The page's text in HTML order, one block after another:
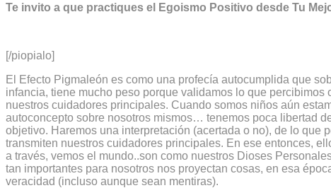
Te invito a que practiques el Egoismo Positivo desde Tu
[/piopialo]
El Efecto Pigmaleón es como una profecía autocumplida que
infancia, tiene mucho peso porque validamos lo que percibimos
nuestros cuidadores principales. Cuando somos niños aún
autoconcepto sobre nosotros mismos… tenemos poca libertad
objetivo. Haremos una interpretación (acertada o no), de lo que
transmiten nuestros cuidadores principales. En ese entonces,
a través, vemos el mundo..son como nuestros Dioses
tan importantes para nosotros nos proyectan cosas, en esa
veracidad (incluso aunque sean mentiras).